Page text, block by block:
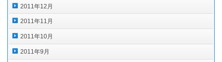
2011年12月
2011年11月
2011年10月
2011年9月